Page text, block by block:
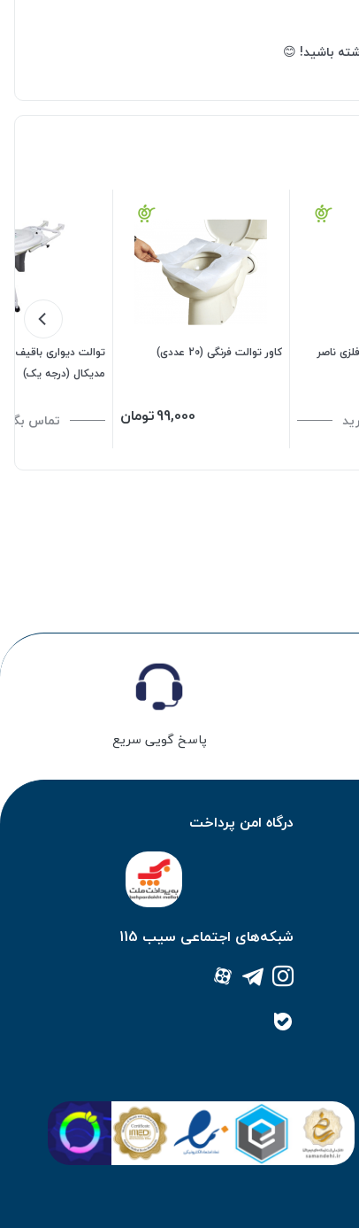
😊
ناصر کاور توالت فرنگی (20 عددی)
99,000تومان
توالت دیواری باقیف
مدیکال (درجه یک)
تماس
پاسخ گویی سریع
درگاه امن پرداخت
شبکه‌های اجتماعی سیب 115